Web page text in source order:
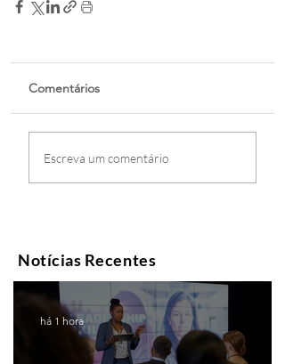
Comentários
Escreva um comentário
Notícias Recentes
há 1 hora